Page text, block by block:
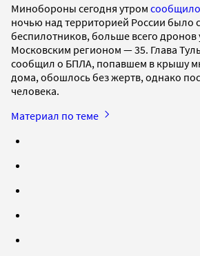
Минобороны сегодня утром сообщило
ночью над территорией России было
беспилотников, больше всего
Московским регионом — 35. Глава
сообщил о БПЛА, попавшем в крышу
дома, обошлось без жертв, однако
человека.
Материал по теме